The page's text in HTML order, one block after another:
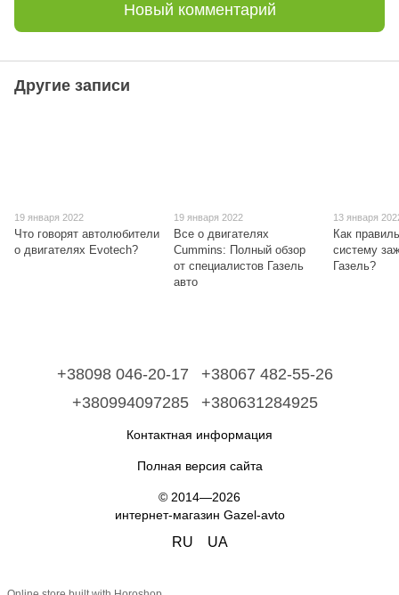
Новый комментарий
Другие записи
19 января 2022
Что говорят автолюбители
о двигателях Evotech?
19 января 2022
Все о двигателях
Cummins: Полный обзор
от специалистов Газель
авто
13 января
Как
систему
Газель?
+38098 046-20-17
+38067 482-55-26
+380994097285
+380631284925
Контактная информация
Полная версия сайта
© 2014—2026
интернет-магазин Gazel-avto
RU UA